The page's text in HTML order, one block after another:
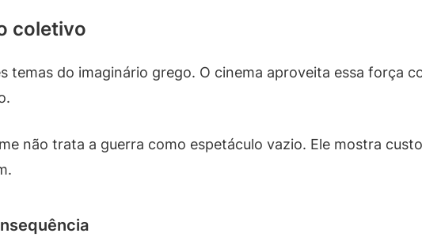
coletivo
temas do imaginário grego. O cinema aproveita essa força
não trata a guerra como espetáculo vazio. Ele mostra